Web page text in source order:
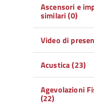
Ascensori e
similari (0)
Video di
Acustica (23)
Agevolazioni
(22)